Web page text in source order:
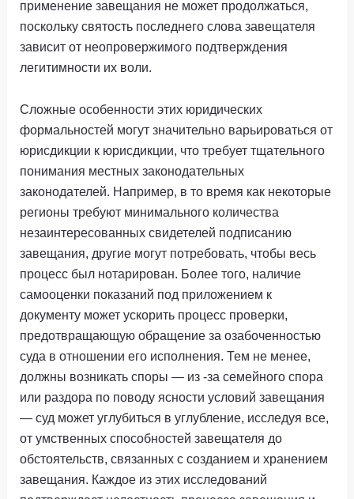
применение завещания не может продолжаться,
поскольку святость последнего слова завещателя
зависит от неопровержимого подтверждения
легитимности их воли.
Сложные особенности этих юридических
формальностей могут значительно варьироваться от
юрисдикции к юрисдикции, что требует тщательного
понимания местных законодательных
законодателей. Например, в то время как некоторые
регионы требуют минимального количества
незаинтересованных свидетелей подписанию
завещания, другие могут потребовать, чтобы весь
процесс был нотарирован. Более того, наличие
самооценки показаний под приложением к
документу может ускорить процесс проверки,
предотвращающую обращение за озабоченностью
суда в отношении его исполнения. Тем не менее,
должны возникать споры — из -за семейного спора
или раздора по поводу ясности условий завещания
— суд может углубиться в углубление, исследуя все,
от умственных способностей завещателя до
обстоятельств, связанных с созданием и хранением
завещания. Каждое из этих исследований